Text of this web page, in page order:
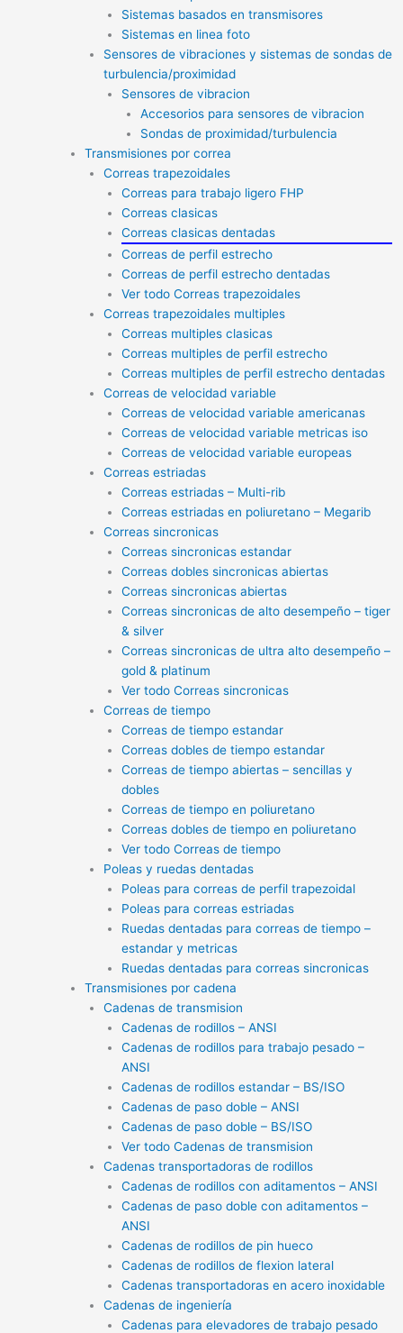
Sistemas basados en transmisores
Sistemas en linea foto
Sensores de vibraciones y sistemas de sondas de
turbulencia/proximidad
Sensores de vibracion
Accesorios para sensores de vibracion
Sondas de proximidad/turbulencia
Transmisiones por correa
Correas trapezoidales
Correas para trabajo ligero FHP
Correas clasicas
Correas clasicas dentadas
Correas de perfil estrecho
Correas de perfil estrecho dentadas
Ver todo Correas trapezoidales
Correas trapezoidales multiples
Correas multiples clasicas
Correas multiples de perfil estrecho
Correas multiples de perfil estrecho dentadas
Correas de velocidad variable
Correas de velocidad variable americanas
Correas de velocidad variable metricas iso
Correas de velocidad variable europeas
Correas estriadas
Correas estriadas – Multi-rib
Correas estriadas en poliuretano – Megarib
Correas sincronicas
Correas sincronicas estandar
Correas dobles sincronicas abiertas
Correas sincronicas abiertas
Correas sincronicas de alto desempeño – tiger
& silver
Correas sincronicas de ultra alto desempeño –
gold & platinum
Ver todo Correas sincronicas
Correas de tiempo
Correas de tiempo estandar
Correas dobles de tiempo estandar
Correas de tiempo abiertas – sencillas y
dobles
Correas de tiempo en poliuretano
Correas dobles de tiempo en poliuretano
Ver todo Correas de tiempo
Poleas y ruedas dentadas
Poleas para correas de perfil trapezoidal
Poleas para correas estriadas
Ruedas dentadas para correas de tiempo –
estandar y metricas
Ruedas dentadas para correas sincronicas
Transmisiones por cadena
Cadenas de transmision
Cadenas de rodillos – ANSI
Cadenas de rodillos para trabajo pesado –
ANSI
Cadenas de rodillos estandar – BS/ISO
Cadenas de paso doble – ANSI
Cadenas de paso doble – BS/ISO
Ver todo Cadenas de transmision
Cadenas transportadoras de rodillos
Cadenas de rodillos con aditamentos – ANSI
Cadenas de paso doble con aditamentos –
ANSI
Cadenas de rodillos de pin hueco
Cadenas de rodillos de flexion lateral
Cadenas transportadoras en acero inoxidable
Cadenas de ingeniería
Cadenas para elevadores de trabajo pesado